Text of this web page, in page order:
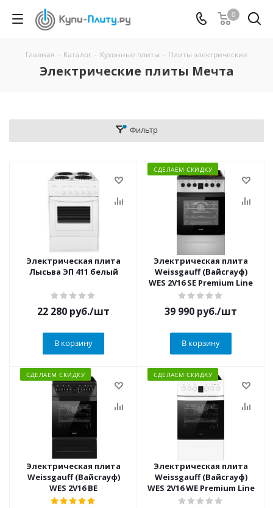
0
Главная - Каталог - Кухонные плиты - Плиты электрические
Электрические плиты Мечта
Фильтр
Электрическая плита
Лысьва ЭП 411 белый
22 280 руб./шт
В корзину
СДЕЛАЕМ СКИДКУ
Электрическая плита
Weissgauff (Вайсгауф)
WES 2V16 SE Premium Line
39 990 руб./шт
В корзину
СДЕЛАЕМ СКИДКУ
Электрическая плита
Weissgauff (Вайсгауф)
WES 2V16 BE
СДЕЛАЕМ СКИДКУ
Электрическая плита
Weissgauff (Вайсгауф)
WES 2V16 WE Premium Line